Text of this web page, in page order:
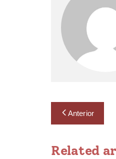
Anterior
Related